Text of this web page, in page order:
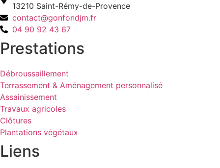
13210 Saint-Rémy-de-Provence
contact@gonfondjm.fr
04 90 92 43 67
Prestations
Débroussaillement
Terrassement & Aménagement personnalisé
Assainissement
Travaux agricoles
Clôtures
Plantations végétaux
Liens